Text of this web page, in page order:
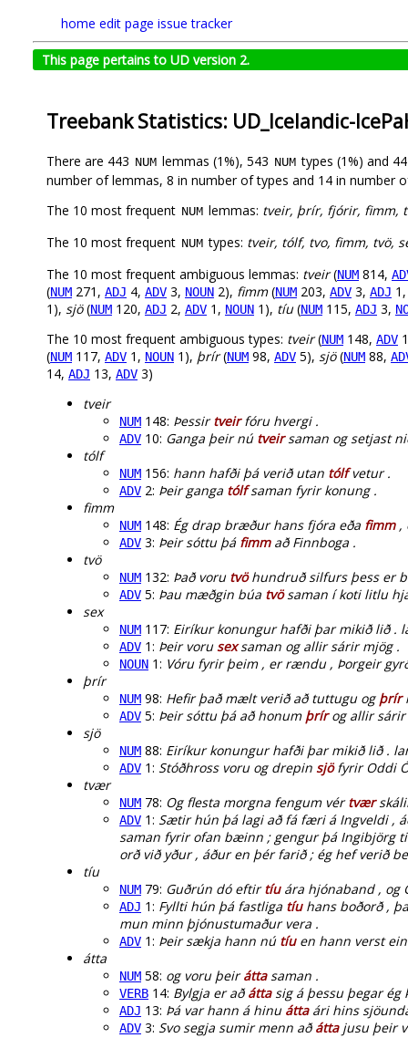
home edit page issue tracker
This page pertains to UD version 2.
Treebank Statistics: UD_Icelandic-
There are 443 NUM lemmas (1%), 543 NUM types (1%) and
number of lemmas, 8 in number of types and 14 in number
The 10 most frequent NUM lemmas: tveir, þrír, fjórir, fimm,
The 10 most frequent NUM types: tveir, tólf, tvo, fimm, tvö,
The 10 most frequent ambiguous lemmas: tveir(NUM 814,
(NUM 271, ADJ 4, ADV 3, NOUN 2), fimm(NUM 203, ADV 3, ADJ
1), sjö(NUM 120, ADJ 2, ADV 1, NOUN 1), tíu(NUM 115, ADJ 3,
The 10 most frequent ambiguous types: tveir(NUM 148, ADV
(NUM 117, ADV 1, NOUN 1), þrír(NUM 98, ADV 5), sjö(NUM 88,
14, ADJ 13, ADV 3)
tveir
NUM 148: Þessirtveirfóru hvergi .
ADV 10: Ganga þeir nú tveirsaman og setjast
tólf
NUM 156: hann hafði þá verið utan tólfvetur .
ADV 2: Þeir ganga tólfsaman fyrir konung .
fimm
NUM 148: Ég drap bræður hans fjóra eða fimm,
ADV 3: Þeir sóttu þá fimmað Finnboga .
tvö
NUM 132: Það voru tvöhundruð silfurs þess er
ADV 5: Þau mæðgin búa tvösaman í koti litlu
sex
NUM 117: Eiríkur konungur hafði þar mikið lið .
ADV 1: Þeir vorusexsaman og allir sárir mjög .
NOUN 1: Vóru fyrir þeim , er rændu , Þorgeir
þrír
NUM 98: Hefir það mælt verið að tuttugu og þrír
ADV 5: Þeir sóttu þá að honum þrírog allir sárir
sjö
NUM 88: Eiríkur konungur hafði þar mikið lið .
ADV 1: Stóðhross voru og drepin sjöfyrir Oddi
tvær
NUM 78: Og flesta morgna fengum vértvær
ADV 1: Sætir hún þá lagi að fá færi á Ingveldi ,
saman fyrir ofan bæinn ; gengur þá Ingibjörg
orð við yður , áður en þér farið ; ég hef verið
tíu
NUM 79: Guðrún dó eftirtíuára hjónaband , og
ADJ 1: Fyllti hún þá fastliga tíuhans boðorð ,
mun minn þjónustumaður vera .
ADV 1: Þeir sækja hann nú tíuen hann verst
átta
NUM 58: og voru þeiráttasaman .
VERB 14: Bylgja er aðáttasig á þessu þegar ég
ADJ 13: Þá var hann á hinu áttaári hins
ADV 3: Svo segja sumir menn aðáttajusu þeir